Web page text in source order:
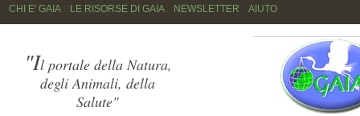
CHI E' GAIA:: LE RISORSE DI GAIA:: NEWSLETTER AIUTO
"Il portale della Natura,
degli Animali, della
Salute"